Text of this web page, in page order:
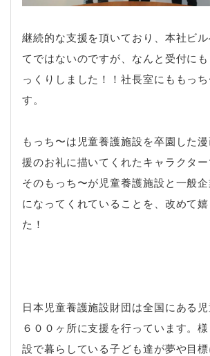
継続的な支援を頂いており、本社ビ
てではないのですが、なんと受付に
っくりしました！！社長室にももっ
す。
もっち〜は児童養護施設を卒園した
援のお礼に描いてくれたキャラクター
そのもっち〜が児童養護施設と一般
になってくれていることを、改めて
た！
日本児童養護施設財団は全国にある
６００ヶ所に支援を行っています。
設で暮らしている子ども達が夢や目